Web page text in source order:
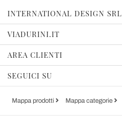
INTERNATIONAL DESIGN SRL
VIADURINI.IT
AREA CLIENTI
SEGUICI SU
Mappa prodotti Mappa categorie